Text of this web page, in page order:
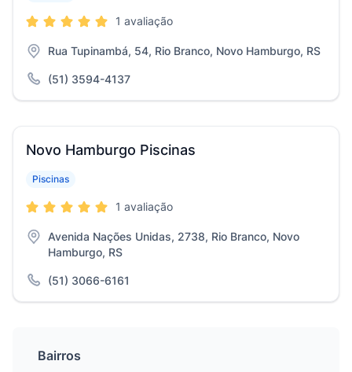
1 avaliação
Rua Tupinambá, 54, Rio Branco, Novo Hamburgo, RS
(51) 3594-4137
Novo Hamburgo Piscinas
Piscinas
1 avaliação
Avenida Nações Unidas, 2738, Rio Branco, Novo
Hamburgo, RS
(51) 3066-6161
Bairros